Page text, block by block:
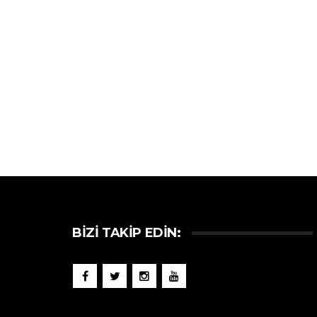
BIZI TAKIP EDIN: